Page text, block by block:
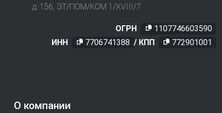
О компании
д. 156, ЭТ/ПОМ/КОМ 1/XVIII/7
ОГРН
1107746603590
ИНН
7706741388 / КПП 772901001